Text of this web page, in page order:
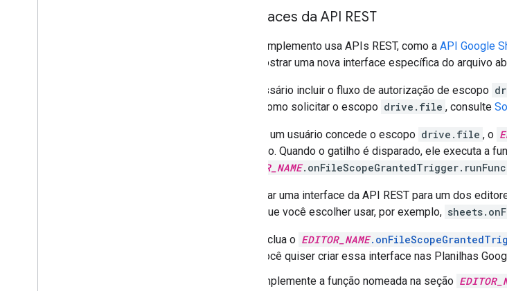
Interfaces da API REST
Se o complemento usa APIs REST, como a API Google
para mostrar uma nova interface específica do arquivo
É necessário incluir o fluxo de autorização de escopo
saber como solicitar o escopo drive.file , consulte
Quando um usuário concede o escopo drive.file , o
acionado. Quando o gatilho é disparado, ele executa a
EDITOR_NAME
Para criar uma interface da API REST para um dos
editor que você escolher usar, por exemplo,
Inclua o EDITOR_NAME
você quiser criar essa interface nas Planilhas
Implemente a função nomeada na seção